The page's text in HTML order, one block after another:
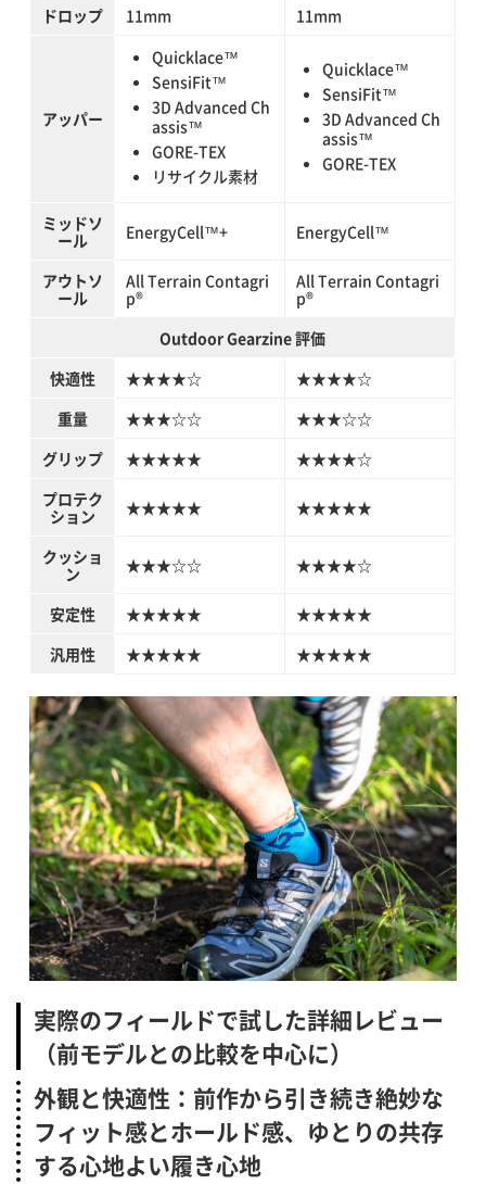
ドロップ 11mm 11mm
アッパー
Quicklace™
SensiFit™
3D Advanced Ch
assis™
GORE-TEX
リサイクル素材
Quicklace™
SensiFit™
3D Advanced Ch
assis™
GORE-TEX
ミッドソ
ール
EnergyCell™+ EnergyCell™
アウトソ
ール
All Terrain Contagri
p®
All Terrain Contagri
p®
Outdoor Gearzine 評価
快適性
★★★★☆
★★★★☆
重量
★★★☆☆
★★★☆☆
グリップ
★★★★★
★★★★☆
プロテク
ション
★★★★★ ★★★★★
クッショ
ン
★★★☆☆ ★★★★☆
安定性 ★★★★★
★★★★★
汎用性
★★★★★ ★★★★★
実際のフィールドで試した詳細レビュー
（前モデルとの比較を中心に）
外観と快適性：前作から引き続き絶妙な
フィット感とホールド感、ゆとりの共存
する心地よい履き心地